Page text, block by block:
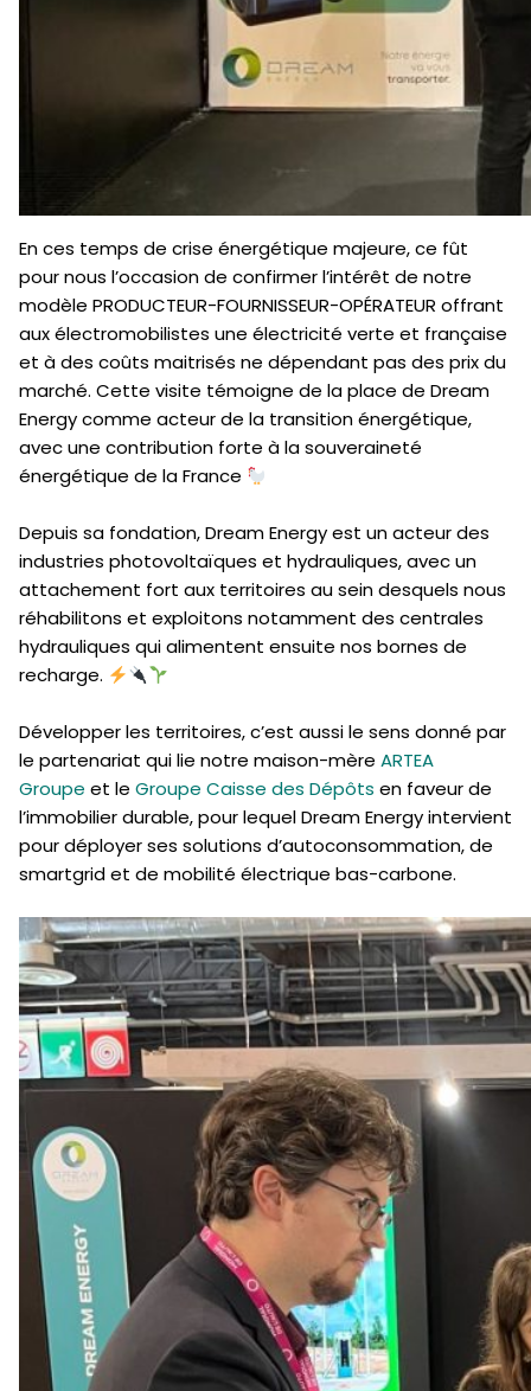
En ces temps de crise énergétique majeure, ce fût
pour nous l’occasion de confirmer l’intérêt de notre
modèle PRODUCTEUR-FOURNISSEUR-OPÉRATEUR offrant
aux électromobilistes une électricité verte et française
et à des coûts maitrisés ne dépendant pas des prix du
marché. Cette visite témoigne de la place de Dream
Energy comme acteur de la transition énergétique,
avec une contribution forte à la souveraineté
énergétique de la France
Depuis sa fondation, Dream Energy est un acteur des
industries photovoltaïques et hydrauliques, avec un
attachement fort aux territoires au sein desquels nous
réhabilitons et exploitons notamment des centrales
hydrauliques qui alimentent ensuite nos bornes de
recharge.
Développer les territoires, c’est aussi le sens donné par
le partenariat qui lie notre maison-mère ARTEA
Groupe et le Groupe Caisse des Dépôts en faveur de
l’immobilier durable, pour lequel Dream Energy intervient
pour déployer ses solutions d’autoconsommation, de
smartgrid et de mobilité électrique bas-carbone.